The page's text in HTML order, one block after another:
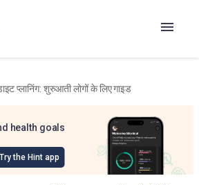
प्लानिंग: शुरुआती लोगों के लिए गाइड
health goals
Try the Hint app